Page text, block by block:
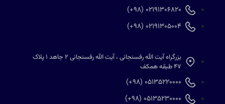
02191306820 (98+)
02191305004 (98+)
بزرگراه آیت الله رفسنجانی ، آیت الله رفسنجانی 2 جاهد 1 پلاک
47 طبقه همکف
05135220000 (98+)
05135230000 (98+)